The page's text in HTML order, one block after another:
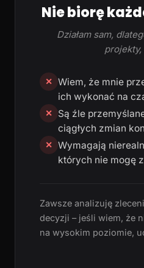
Nie biorę
Działam sam,
✕ Wiem, że mnie
ich wykonać na
✕
Są źle
ciągłych zmian
✕ Wymagają
których nie mogę
Zawsze analizuję
decyzji – jeśli wiem, że
na wysokim poziomie,